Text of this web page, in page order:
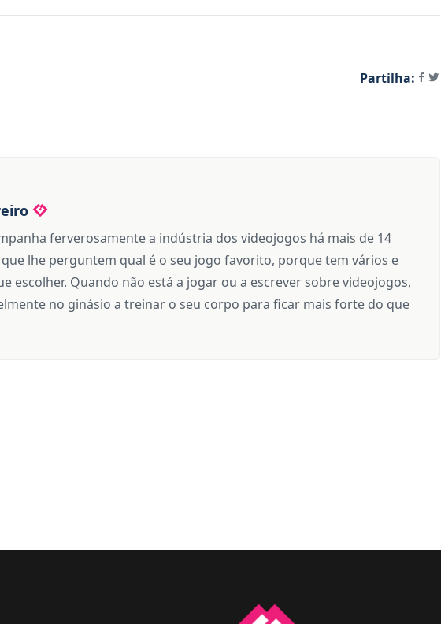
Partilha:
ferverosamente a indústria dos videojogos há mais de 14
lhe perguntem qual é o seu jogo favorito, porque tem vários e
escolher. Quando não está a jogar ou a escrever sobre videojogos,
no ginásio a treinar o seu corpo para ficar mais forte do que